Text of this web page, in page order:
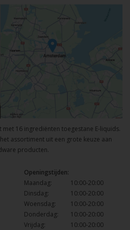
16 ingrediënten toegestane E-liquids.
assortiment uit een grote keuze aan
producten.
Openingstijden:
Maandag:
10:00-20:00
Dinsdag:
10:00-20:00
Woensdag:
10:00-20:00
Donderdag:
10:00-20:00
Vrijdag:
10:00-20:00